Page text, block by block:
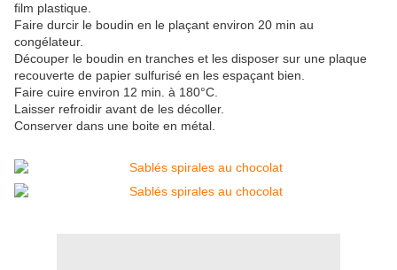
film plastique.
Faire durcir le boudin en le plaçant environ 20 min au
congélateur.
Découper le boudin en tranches et les disposer sur une plaque
recouverte de papier sulfurisé en les espaçant bien.
Faire cuire environ 12 min. à 180°C.
Laisser refroidir avant de les décoller.
Conserver dans une boite en métal.